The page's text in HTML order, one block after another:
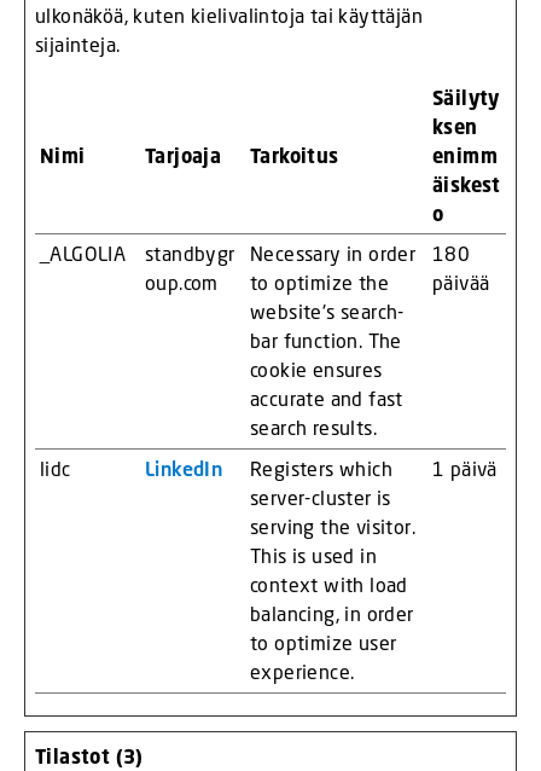
ulkonäköä, kuten kielivalintoja tai käyttäjän
sijainteja.
Nimi Tarjoaja Tarkoitus
Säilyty
ksen
enimm
äiskest
o
_ALGOLIA
standbygr
oup.com
Necessary in order
to optimize the
website's search-
bar function. The
cookie ensures
accurate and fast
search results.
180
päivää
lidc LinkedIn
Registers which
server-cluster is
serving the visitor.
This is used in
context with load
balancing, in order
to optimize user
experience.
1 päivä
Tilastot (3)